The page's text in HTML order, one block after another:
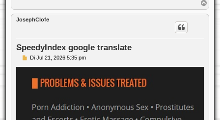
a
c
JosephClofe
SpeedyIndex google translate
BDi Jul 21, 2026 5:35 pm